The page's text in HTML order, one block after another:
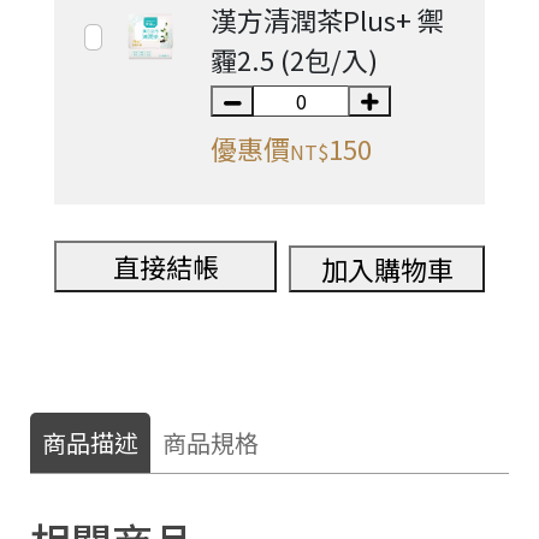
漢方清潤茶Plus+ 禦
霾2.5 (2包/入)
優惠價NT$150
直接結帳 加入購物車
商品描述 商品規格